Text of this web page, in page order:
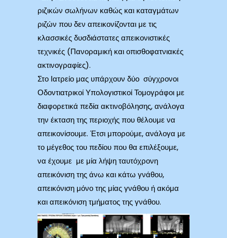
ριζικών σωλήνων καθώς και καταγμάτων
ριζών που δεν απεικονίζονται με τις
κλασσικές δυσδιάστατες απεικονιστικές
τεχνικές (Πανοραμική και οπισθοφατνιακές
ακτινογραφίες).
Στο Ιατρείο μας υπάρχουν δύο σύγχρονοι
Οδοντιατρικοί Υπολογιστικοί Τομογράφοι με
διαφορετικά πεδία ακτινοβόλησης, ανάλογα
την έκταση της περιοχής που θέλουμε να
απεικονίσουμε. Έτσι μπορούμε, ανάλογα με
το μέγεθος του πεδίου που θα επιλέξουμε,
να έχουμε με μία λήψη ταυτόχρονη
απεικόνιση της άνω και κάτω γνάθου,
απεικόνιση μόνο της μίας γνάθου ή ακόμα
και απεικόνιση τμήματος της γνάθου.